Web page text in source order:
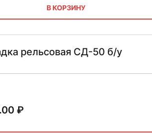
В КОРЗИНУ
рельсовая СД-50 б/у
₽